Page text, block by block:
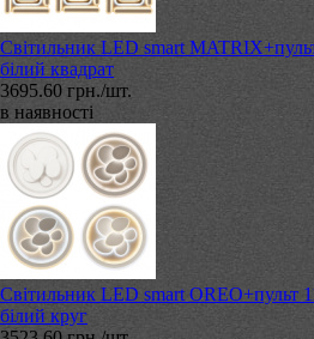
Світильник LED smart
білий квадрат
3695.60 грн./шт.
в наявності
Світильник LED smart OREO+пульт
білий круг